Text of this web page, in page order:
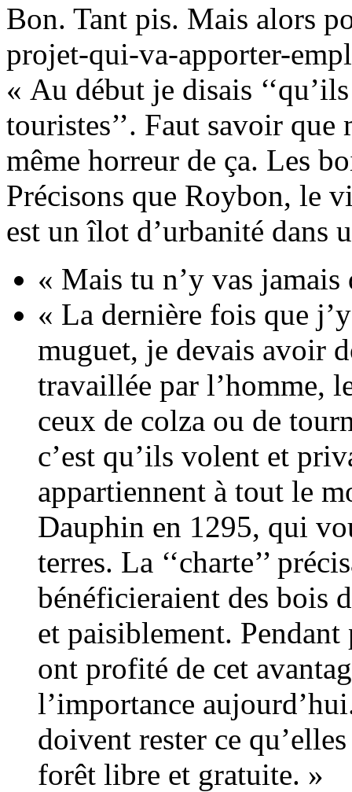
Bon. Tant pis. Mais alors
projet-qui-va-apporter-
« Au début je disais
touristes’’. Faut savoir
même horreur de ça. Les
Précisons que Roybon, le
est un îlot d’urbanité dans
« Mais tu n’y vas jamais
« La dernière fois que
muguet, je devais avoir
travaillée par l’homme,
ceux de colza ou de
c’est qu’ils volent et
appartiennent à tout le
Dauphin en 1295, qui
terres. La ‘‘charte’’
bénéficieraient des bois
et paisiblement. Pendant
ont profité de cet
l’importance
doivent rester ce
forêt libre et gratuite. »